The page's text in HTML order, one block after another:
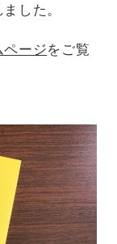
した。
ページをご覧